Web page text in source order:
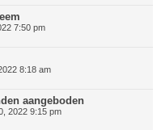
7:50 pm
8:18 am
aangeboden
2022 9:15 pm